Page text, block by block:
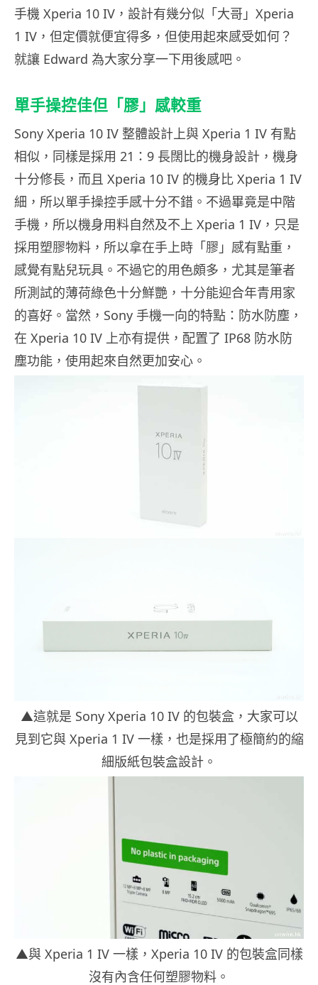
手機 Xperia 10 IV，設計有幾分似「大哥」Xperia
1 IV，但定價就便宜得多，但使用起來感受如何？
就讓 Edward 為大家分享一下用後感吧。
單手操控佳但「膠」感較重
Sony Xperia 10 IV 整體設計上與 Xperia 1 IV 有點
相似，同樣是採用 21：9 長闊比的機身設計，機身
十分修長，而且 Xperia 10 IV 的機身比 Xperia 1 IV
細，所以單手操控手感十分不錯。不過畢竟是中階
手機，所以機身用料自然及不上 Xperia 1 IV，只是
採用塑膠物料，所以拿在手上時「膠」感有點重，
感覺有點兒玩具。不過它的用色頗多，尤其是筆者
所測試的薄荷綠色十分鮮艷，十分能迎合年青用家
的喜好。當然，Sony 手機一向的特點：防水防塵，
在 Xperia 10 IV 上亦有提供，配置了 IP68 防水防
塵功能，使用起來自然更加安心。
▲這就是 Sony Xperia 10 IV 的包裝盒，大家可以
見到它與 Xperia 1 IV 一樣，也是採用了極簡約的縮
細版紙包裝盒設計。
▲與 Xperia 1 IV 一樣，Xperia 10 IV 的包裝盒同樣
沒有內含任何塑膠物料。